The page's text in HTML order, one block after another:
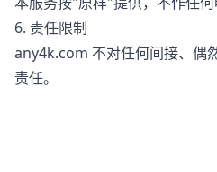
6. 责任限制
any4k.com 不对任何间接、偶
责任。